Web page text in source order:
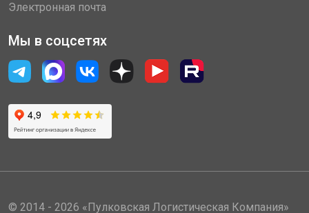
Электронная почта
Мы в соцсетях
© 2014 - 2026 «Пулковская Логистическая Компания»